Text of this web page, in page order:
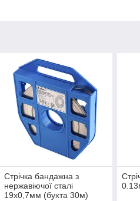
Стрічка бандажна з
нержавіючої сталі
19х0,7мм (бухта 30м)